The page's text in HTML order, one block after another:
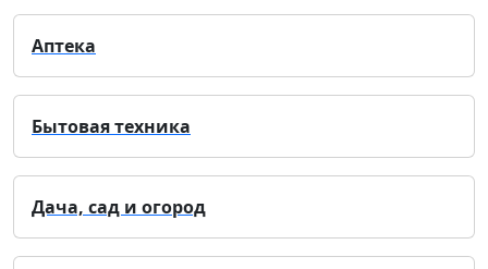
Аптека
Бытовая техника
Дача, сад и огород